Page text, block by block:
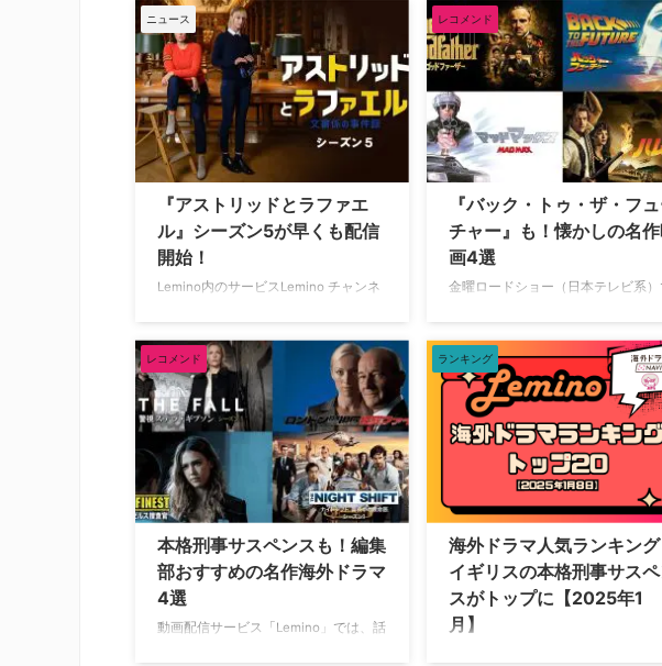
トップ20【2025年5月1日】 2025年5
月1日（木）時点で、Leminoで人気の
海外ドラマランキングトップ20は以下
の通り。 犯罪捜査官アナ・トラヴィス
シーズン1 犯罪捜査官アナ・トラヴィ
ス シーズン2 犯罪捜査官アナ・トラヴ
ィス シーズン3 警部補アニカ ～海上
殺人捜査ファイル～ シーズン1 DES 英
1 犯罪捜査官アナ・トラヴィス シーズ
ン4 アスト …
をご紹介。 海外ドラマ人気ランキ
トップ20【2025年4月7日】 2025
月7日（月）時点で、Leminoで人気
海外ドラマランキングトップ20は
の通り。 アストリッドとラファエル
文書係の事件録 シーズン1 エマニエ
夫人 アストリッドとラファエル 文
係の事件録 シーズン2 アストリッド
ラファエル 文書係の事件録 シーズン
アストリッドとラファエル 文書係の
件録 シーズン4 FBI: 特別捜査班 シ
ン4 F …
ニュース
『アストリッドとラファエ
ル』シーズン5が早くも配信
開始！
Lemino内のサービスLemino チャンネ
とラファエル 文書係の事件録』の最
新シーズン5が配信開始した。 『アス
トリッドとラファエル』シーズン5が
「アクション＆ミステリープラス」で
配信 『アストリッドとラファエル』
は、几帳面で論理的なアストリッド
と、思いついたら猪突猛進のちょっと
ガサツだけど大らかなラファエルが協
日本でもファン続出のフランス発大人
気シスターフッド・ミステリー。 正反
対の二人だが、アストリ …
レコメンド
『バック・トゥ・ザ・フ
チャー』も！懐かしの名
画4選
金曜ロードショー（日本テレビ系）
ーチャー』。本日の3作目の放送に
なんで、Leminoで配信している懐か
の名作映画シリーズを4つ紹介した
い。 『バック・トゥ・ザ・フューチ
ー』シリーズ まずは『バック・トゥ
ザ・フューチャー』から。3作からな
る本シリーズは、高校生のマーティ
科学者のドクがタイムマシンでさま
字塔。もともとは1作だけの予定が、
あまりの人気からシリーズ化する運
となった。 Lemino …
レコメンド
本格刑事サスペンスも！編集
部おすすめの名作海外ドラマ
4選
動画配信サービス「Lemino」では、話
ランキング
海外ドラマ人気ランキング
イギリスの本格刑事サス
スがトップに【2025年1
月】